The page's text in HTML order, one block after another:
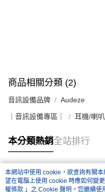
商品相關分類 (2)
音訊設備品牌 Audeze
｜音訊設備專區｜ 耳機/喇叭
本分類熱銷全站排行
熱門標籤
本網站中使用 cookie，欲查詢有關
望在電腦上使用 cookie 時應如何變
權條款 」之 Cookie 聲明。您繼續